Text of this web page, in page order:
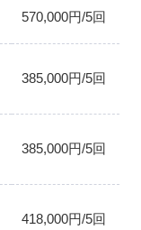
570,000円/5回
385,000円/5回
385,000円/5回
418,000円/5回